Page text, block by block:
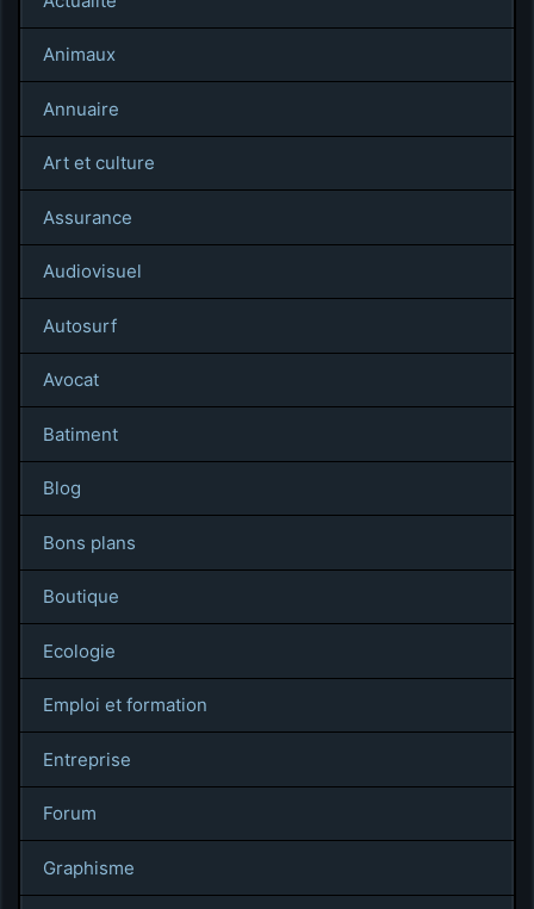
Animaux
Annuaire
Art et culture
Assurance
Audiovisuel
Autosurf
Avocat
Batiment
Blog
Bons plans
Boutique
Ecologie
Emploi et formation
Entreprise
Forum
Graphisme